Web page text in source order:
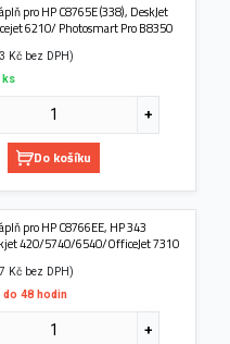
pro HP C8765E (338), DeskJet
6210/ Photosmart Pro B8350
Kč bez DPH)
ks
Do košíku
pro HP C8766EE, HP 343
420/5740/6540/OfficeJet 7310
Kč bez DPH)
do 48 hodin